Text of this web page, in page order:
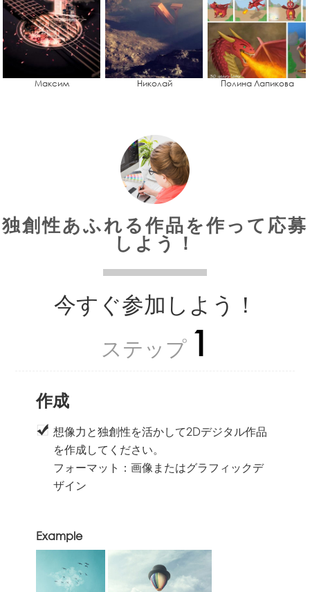
Максим Николай Полина Лапикова
独創性あふれる作品を作って応募
しよう！
今すぐ参加しよう！
ステップ 1
作成
想像力と独創性を活かして2Dデジタル作品
を作成してください。
フォーマット：画像またはグラフィックデ
ザイン
Example